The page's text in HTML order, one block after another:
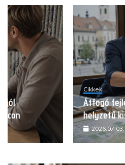
Cikkek
Átfogó fejlesztési stratégia
helyzetű kistérség
2026.07.03. 4 min read